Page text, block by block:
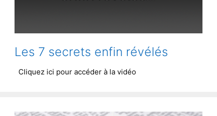
Les 7 secrets enfin révélés
Cliquez ici pour accéder à la vidéo